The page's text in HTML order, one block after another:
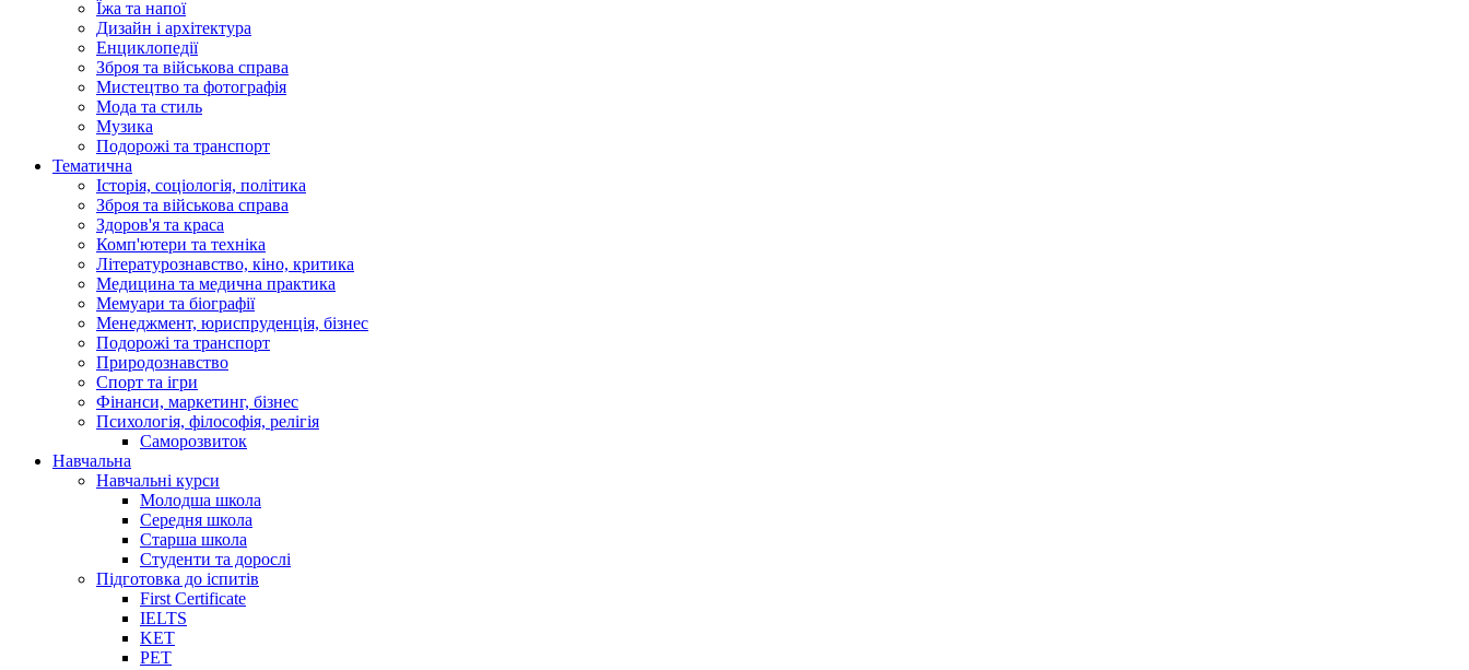
Їжа та напої
Дизайн і архітектура
Енциклопедії
Зброя та військова справа
Мистецтво та фотографія
Мода та стиль
Музика
Подорожі та транспорт
Тематична
Історія, соціологія, політика
Зброя та військова справа
Здоров'я та краса
Комп'ютери та техніка
Літературознавство, кіно, критика
Медицина та медична практика
Мемуари та біографії
Менеджмент, юриспруденція, бізнес
Подорожі та транспорт
Природознавство
Спорт та ігри
Фінанси, маркетинг, бізнес
Психологія, філософія, релігія
Саморозвиток
Навчальна
Навчальні курси
Молодша школа
Середня школа
Старша школа
Студенти та дорослі
Підготовка до іспитів
First Certificate
IELTS
KET
PET